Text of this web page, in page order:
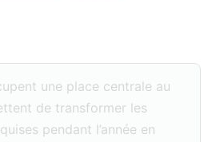
une place centrale au
de transformer les
pendant l’année en